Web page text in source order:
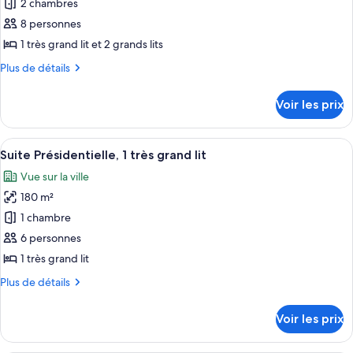
lits,
balcon
pour
ce
type
chambre :
2
chambres
2 chambres
8 personnes
1 très grand lit et 2 grands lits
Plus de détails
Plus
le
type
de
Suite
Présidentielle,
2
chambres
Voir les prix
Afficher
toutes
les
photos
pour
ce
type
chambre :
Une chambre d’hôtel moderne
16
Suite Présidentielle, 1 très grand lit
Vue sur la ville
180 m²
1 chambre
6 personnes
1 très grand lit
Plus de détails
Plus
le
Voir les prix